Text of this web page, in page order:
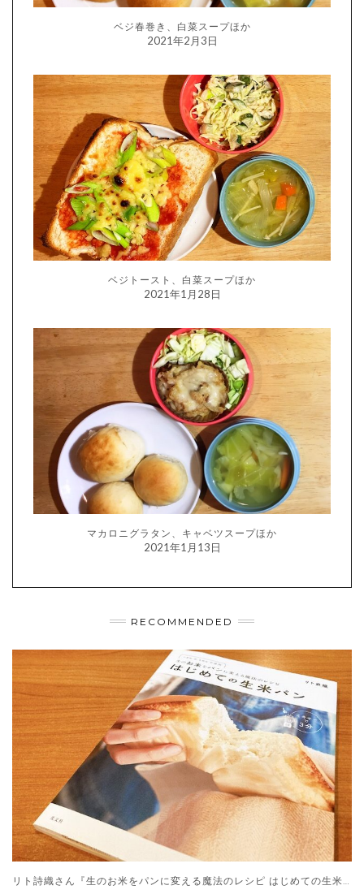
ベジ春巻き、白菜スープほか
2021年2月3日
ベジトースト、白菜スープほか
2021年1月28日
マカロニグラタン、キャベツスープほか
2021年1月13日
RECOMMENDED
リト詩織さん『生のお米をパンに変える魔法のレシピ はじめての生米パン』